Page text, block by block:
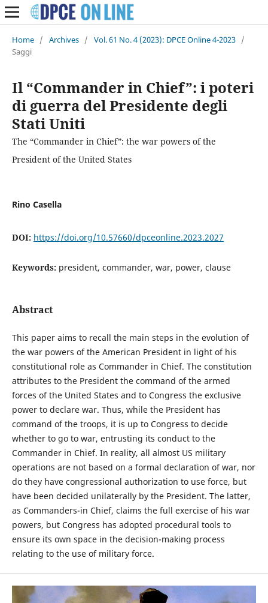
Home / Archives / Vol. 61 No. 4 (2023): DPCE Online 4-2023 /
Saggi
Il “Commander in Chief”: i poteri
di guerra del Presidente degli
Stati Uniti
The “Commander in Chief”: the war powers of the
President of the United States
Rino Casella
DOI: https://doi.org/10.57660/dpceonline.2023.2027
Keywords: president, commander, war, power, clause
Abstract
This paper aims to recall the main steps in the evolution of
the war powers of the American President in light of his
constitutional role as Commander in Chief. The constitution
attributes to the President the command of the armed
forces of the United States and to Congress the exclusive
power to declare war. Thus, while the President has
command of the troops, it is up to Congress to decide
whether to go to war, entrusting its conduct to the
Commander in Chief. In reality, all almost US military
operations are not based on a formal declaration of war, nor
do they have congressional authorization to use force, but
have been decided unilaterally by the President. The latter,
as Commanders-in Chief, claims the full exercise of his war
powers, but Congress has adopted procedural tools to
ensure its own space in the decision-making process
relating to the use of military force.